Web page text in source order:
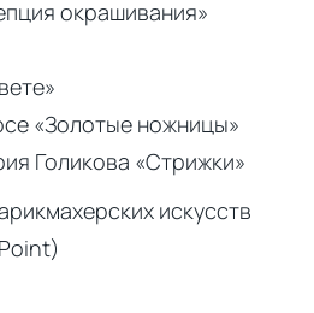
окрашивания»
«Золотые ножницы»
Голикова «Стрижки»
искусств